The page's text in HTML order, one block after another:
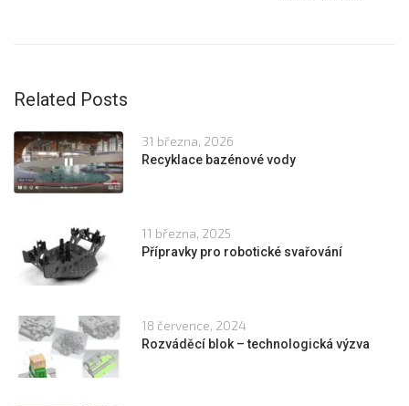
Related Posts
31 března, 2026
Recyklace bazénové vody
11 března, 2025
Přípravky pro robotické svařování
18 července, 2024
Rozváděcí blok – technologická výzva